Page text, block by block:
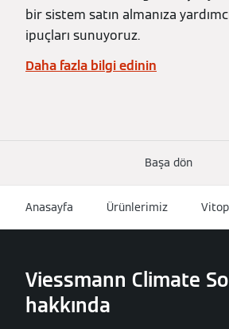
bir sistem satın almanıza
ipuçları sunuyoruz.
Daha fazla bilgi edinin
Başa dön
Anasayfa Ürünlerimiz
Viessmann Climate
hakkında